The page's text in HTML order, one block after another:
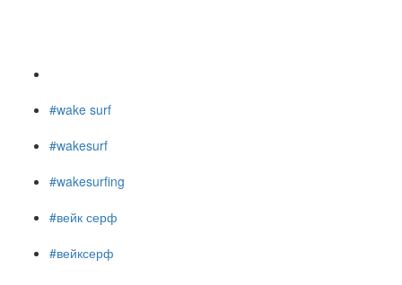
#wake surf
#wakesurf
#wakesurfing
#вейк серф
#вейксерф